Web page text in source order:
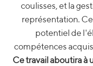
coulisses, et la
représentation.
potentiel de
compétences
Ce travail aboutira à